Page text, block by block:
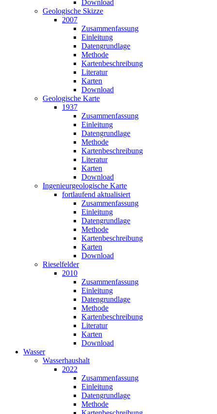
Download
Geologische Skizze
2007
Zusammen­fassung
Einleitung
Datengrundlage
Methode
Karten­beschreibung
Literatur
Karten
Download
Geologische Karte
1937
Zusammen­fassung
Einleitung
Datengrundlage
Methode
Karten­beschreibung
Literatur
Karten
Download
Ingenieurgeo­logische Karte
fortlaufend aktualisiert
Zusammen­fassung
Einleitung
Datengrundlage
Methode
Karten­beschreibung
Karten
Download
Rieselfelder
2010
Zusammen­fassung
Einleitung
Datengrundlage
Methode
Karten­beschreibung
Literatur
Karten
Download
Wasser
Wasserhaushalt
2022
Zusammenfassung
Einleitung
Datengrundlage
Methode